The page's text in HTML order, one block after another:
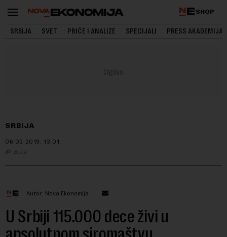
SHOP
SRBIJA SVET PRIČE I ANALIZE SPECIJALI PRESS AKADEMIJA
SRBIJA
06.03.2019. 13:01
Beta
Autor: Nova Ekonomija
U Srbiji 115.000 dece živi u